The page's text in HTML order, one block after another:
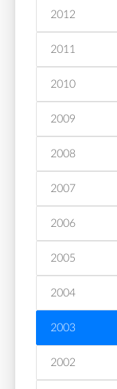
2012
2011
2010
2009
2008
2007
2006
2005
2004
2003
2002